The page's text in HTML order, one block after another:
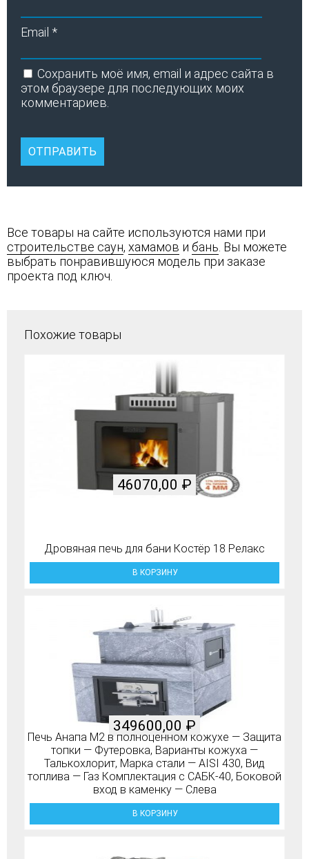
Email *
Сохранить моё имя, email и адрес сайта в
этом браузере для последующих моих
комментариев.
Все товары на сайте используются нами при
строительстве саун, хамамов и бань . Вы можете
выбрать понравившуюся модель при заказе
проекта под ключ.
Похожие товары
Дровяная печь для бани Костёр 18 Релакс
46070,00 ₽
В КОРЗИНУ
Печь Анапа М2 в полноценном кожухе — Защита
топки — Футеровка, Варианты кожуха —
Талькохлорит, Марка стали — AISI 430, Вид
топлива — Газ Комплектация с САБК-40, Боковой
вход в каменку — Слева
349600,00 ₽
В КОРЗИНУ